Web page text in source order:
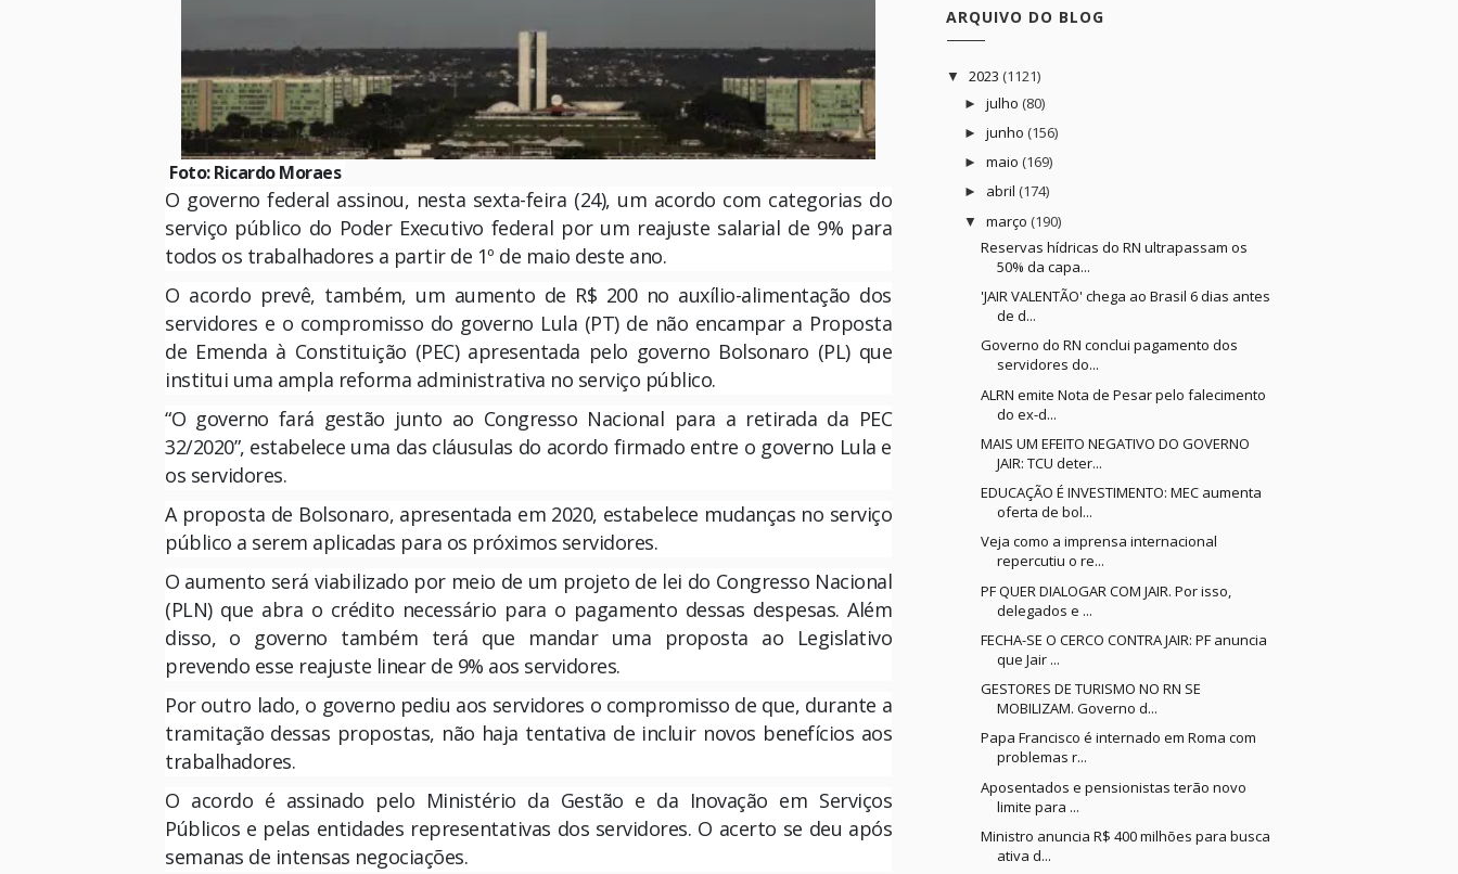
Foto: Ricardo Moraes
O governo federal assinou, nesta sexta-feira (24), um acordo com categorias do
serviço público do Poder Executivo federal por um reajuste salarial de 9% para
todos os trabalhadores a partir de 1º de maio deste ano.
O acordo prevê, também, um aumento de R$ 200 no auxílio-alimentação dos
servidores e o compromisso do governo Lula (PT) de não encampar a Proposta
de Emenda à Constituição (PEC) apresentada pelo governo Bolsonaro (PL) que
institui uma ampla reforma administrativa no serviço público.
“O governo fará gestão junto ao Congresso Nacional para a retirada da PEC
32/2020”, estabelece uma das cláusulas do acordo firmado entre o governo Lula e
os servidores.
A proposta de Bolsonaro, apresentada em 2020, estabelece mudanças no serviço
público a serem aplicadas para os próximos servidores.
O aumento será viabilizado por meio de um projeto de lei do Congresso Nacional
(PLN) que abra o crédito necessário para o pagamento dessas despesas. Além
disso, o governo também terá que mandar uma proposta ao Legislativo
prevendo esse reajuste linear de 9% aos servidores.
Por outro lado, o governo pediu aos servidores o compromisso de que, durante a
tramitação dessas propostas, não haja tentativa de incluir novos benefícios aos
trabalhadores.
O acordo é assinado pelo Ministério da Gestão e da Inovação em Serviços
Públicos e pelas entidades representativas dos servidores. O acerto se deu após
semanas de intensas negociações.
ARQUIVO DO BLOG
▼ 2023 (1121)
► julho (80)
► junho (156)
► maio (169)
► abril (174)
▼ março (190)
Reservas hídricas do RN ultrapassam os
50% da capa...
'JAIR VALENTÃO' chega ao Brasil 6 dias antes
de d...
Governo do RN conclui pagamento dos
servidores do...
ALRN emite Nota de Pesar pelo falecimento
do ex-d...
MAIS UM EFEITO NEGATIVO DO GOVERNO
JAIR: TCU deter...
EDUCAÇÃO É INVESTIMENTO: MEC aumenta
oferta de bol...
Veja como a imprensa internacional
repercutiu o re...
PF QUER DIALOGAR COM JAIR. Por isso,
delegados e ...
FECHA-SE O CERCO CONTRA JAIR: PF anuncia
que Jair ...
GESTORES DE TURISMO NO RN SE
MOBILIZAM. Governo d...
Papa Francisco é internado em Roma com
problemas r...
Aposentados e pensionistas terão novo
limite para ...
Ministro anuncia R$ 400 milhões para busca
ativa d...